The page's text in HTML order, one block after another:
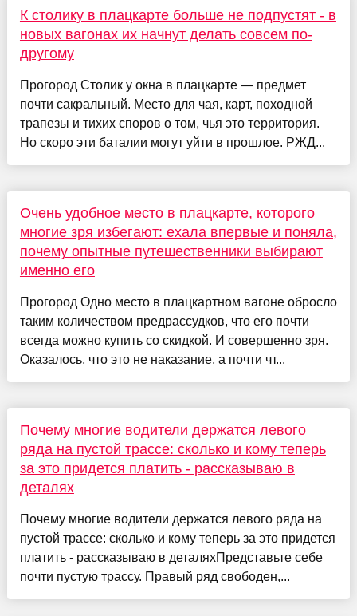
К столику в плацкарте больше не подпустят - в
новых вагонах их начнут делать совсем по-
другому
Прогород Столик у окна в плацкарте — предмет
почти сакральный. Место для чая, карт, походной
трапезы и тихих споров о том, чья это территория.
Но скоро эти баталии могут уйти в прошлое. РЖД...
Очень удобное место в плацкарте, которого
многие зря избегают: ехала впервые и поняла,
почему опытные путешественники выбирают
именно его
Прогород Одно место в плацкартном вагоне обросло
таким количеством предрассудков, что его почти
всегда можно купить со скидкой. И совершенно зря.
Оказалось, что это не наказание, а почти чт...
Почему многие водители держатся левого
ряда на пустой трассе: сколько и кому теперь
за это придется платить - рассказываю в
деталях
Почему многие водители держатся левого ряда на
пустой трассе: сколько и кому теперь за это придется
платить - рассказываю в деталяхПредставьте себе
почти пустую трассу. Правый ряд свободен,...